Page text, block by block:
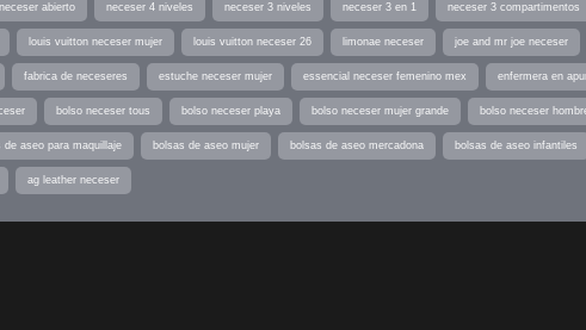
neceser abierto neceser 4 niveles neceser 3 niveles neceser 3 en 1 neceser 3 compartimentos
louis vuitton neceser mujer louis vuitton neceser 26 limonae neceser joe and mr joe neceser
fabrica de neceseres estuche neceser mujer essencial neceser femenino mex enfermera en
bolso neceser tous bolso neceser playa bolso neceser mujer grande bolso neceser
de aseo para maquillaje bolsas de aseo mujer bolsas de aseo mercadona bolsas de aseo infantiles
ag leather neceser